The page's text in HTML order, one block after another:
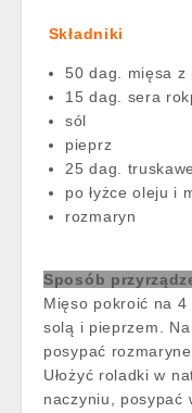
Składniki
50 dag. mięsa z
15 dag. sera
sól
pieprz
25 dag.
po łyżce oleju i
rozmaryn
Sposób
Mięso pokroić na
solą i pieprzem. Na
posypać
Ułożyć roladki w
naczyniu, posypać